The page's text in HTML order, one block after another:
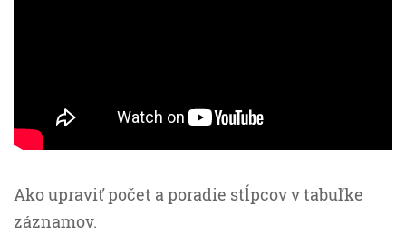
Ako upraviť počet a poradie stĺpcov v tabuľke
záznamov.